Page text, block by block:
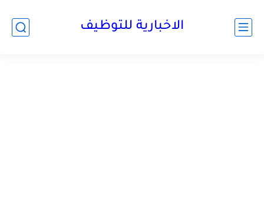
الاخبارية للتوظيف